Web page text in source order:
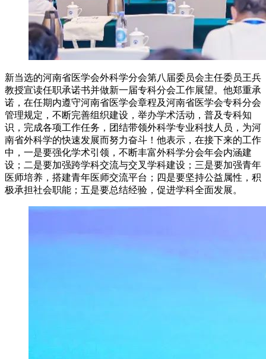
新当选的河南省医学会外科学分会第八届委员会主任委员王兵
教授宣读任职承诺书并做新一届专科分会工作展望。他郑重承
诺，在任期内遵守河南省医学会章程及河南省医学会专科分会
管理规定，不断完善组织建设，举办学术活动，普及专科知
识，完成各项工作任务，团结带领外科学专业科技人员，为河
南省外科学的快速发展而努力奋斗！他表示，在接下来的工作
中，一是要强化学术引领，不断丰富外科学分会年会内涵建
设；二是要加强跨学科交流与交叉学科建设；三是要加强青年
医师培养，搭建青年医师交流平台；四是要坚持公益属性，积
极承担社会职能；五是要总结经验，促进学科全面发展。